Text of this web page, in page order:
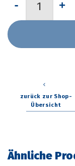
zurück zur Shop-
Übersicht
Ähnliche